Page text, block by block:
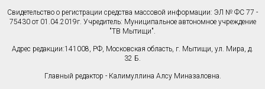
Свидетельство о регистрации средства массовой информации: ЭЛ № ФС 77 -
75430 от 01.04.2019г. Учредитель: Муниципальное автономное учреждение
"ТВ Мытищи".
Адрес редакции:141008, РФ, Московская область, г. Мытищи, ул. Мира, д.
32 Б.
Главный редактор - Калимуллина Алсу Миназаловна.